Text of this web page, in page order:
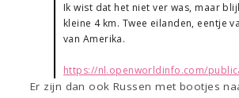
Ik wist dat het niet ver was, maar
kleine 4 km. Twee eilanden, eentje
van Amerika.
https://nl.openworldinfo.com/
Er zijn dan ook Russen met bootjes